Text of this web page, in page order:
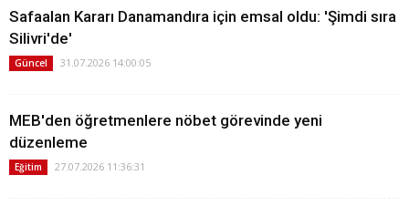
Safaalan Kararı Danamandıra için emsal oldu: 'Şimdi sıra
Silivri'de'
Güncel 31.07.2026 14:00:05
MEB'den öğretmenlere nöbet görevinde yeni
düzenleme
Eğitim 27.07.2026 11:36:31